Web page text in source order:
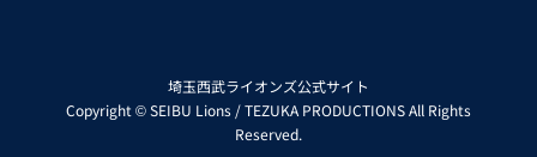
埼玉西武ライオンズ公式サイト
Copyright © SEIBU Lions / TEZUKA PRODUCTIONS All Rights
Reserved.